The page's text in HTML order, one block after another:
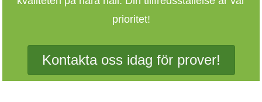
prioritet!
Kontakta oss idag för prover!